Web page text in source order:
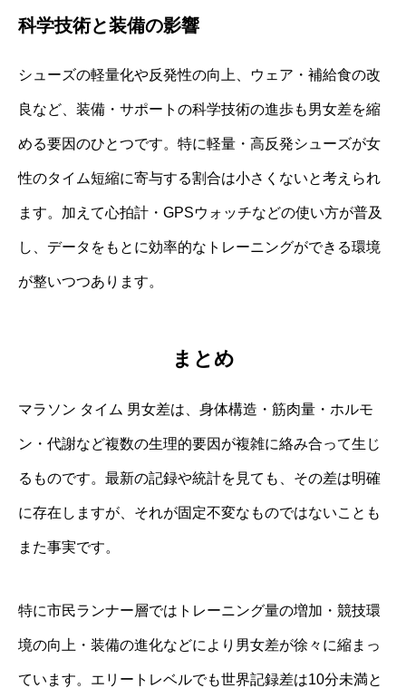
科学技術と装備の影響
シューズの軽量化や反発性の向上、ウェア・補給食の改
良など、装備・サポートの科学技術の進歩も男女差を縮
める要因のひとつです。特に軽量・高反発シューズが女
性のタイム短縮に寄与する割合は小さくないと考えられ
ます。加えて心拍計・GPSウォッチなどの使い方が普及
し、データをもとに効率的なトレーニングができる環境
が整いつつあります。
まとめ
マラソン タイム 男女差は、身体構造・筋肉量・ホルモ
ン・代謝など複数の生理的要因が複雑に絡み合って生じ
るものです。最新の記録や統計を見ても、その差は明確
に存在しますが、それが固定不変なものではないことも
また事実です。
特に市民ランナー層ではトレーニング量の増加・競技環
境の向上・装備の進化などにより男女差が徐々に縮まっ
ています。エリートレベルでも世界記録差は10分未満と